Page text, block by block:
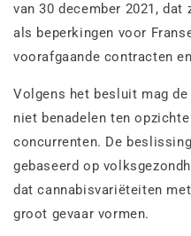
van 30 december 2021,
als beperkingen voor
voorafgaande contracten
Volgens het besluit mag
niet benadelen ten
concurrenten. De
gebaseerd op
dat cannabisvariëteiten
groot gevaar vormen.